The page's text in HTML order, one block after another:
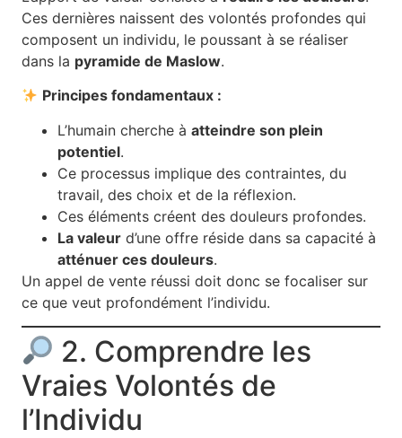
Ces dernières naissent des volontés profondes qui
composent un individu, le poussant à se réaliser
dans la pyramide de Maslow.
Principes fondamentaux :
L’humain cherche à atteindre son plein
potentiel.
Ce processus implique des contraintes, du
travail, des choix et de la réflexion.
Ces éléments créent des douleurs profondes.
La valeur d’une offre réside dans sa capacité à
atténuer ces douleurs.
Un appel de vente réussi doit donc se focaliser sur
ce que veut profondément l’individu.
2. Comprendre les
Vraies Volontés de
l’Individu